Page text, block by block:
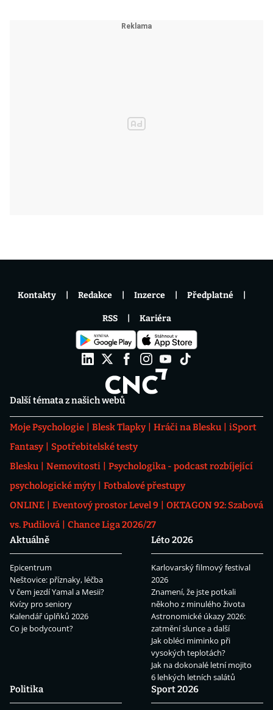
Další témata z našich webů
Moje Psychologie Blesk Tlapky Hráči na Blesku
iSport
Fantasy
Spotřebitelské testy
Blesku
Nemovitosti
Psychologika - podcast rozbíjející
psychologické mýty
Fotbalové přestupy
ONLINE
Eventový prostor Level 9
OKTAGON 92: Szabová
vs. Pudilová
Chance Liga 2026/27
Aktuálně
Epicentrum
Neštovice: příznaky, léčba
V čem jezdí Yamal a Mesii?
Kvízy pro seniory
Kalendář úplňků 2026
Co je bodycount?
Léto 2026
Karlovarský filmový festival
2026
Znamení, že jste potkali
někoho z minulého života
Astronomické úkazy 2026:
zatmění slunce a další
Jak obléci miminko při
vysokých teplotách?
Jak na dokonalé letní mojito
6 lehkých letních salátů
Politika
Sport 2026
Kontakty Redakce Inzerce Předplatné
RSS Kariéra